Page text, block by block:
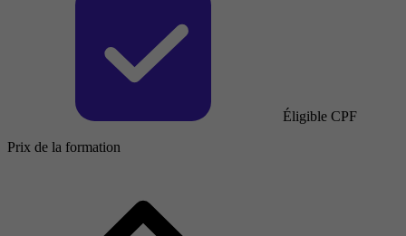
Éligible CPF
Prix de la formation